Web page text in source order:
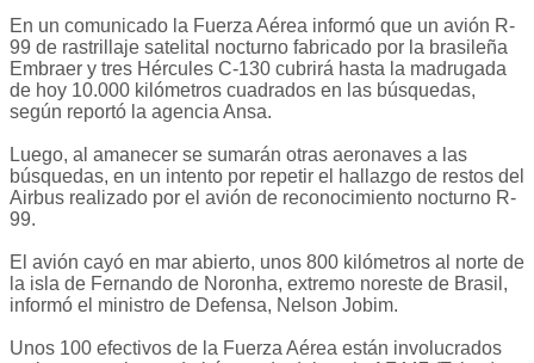
En un comunicado la Fuerza Aérea informó que un avión R-
99 de rastrillaje satelital nocturno fabricado por la brasileña
Embraer y tres Hércules C-130 cubrirá hasta la madrugada
de hoy 10.000 kilómetros cuadrados en las búsquedas,
según reportó la agencia Ansa.
Luego, al amanecer se sumarán otras aeronaves a las
búsquedas, en un intento por repetir el hallazgo de restos del
Airbus realizado por el avión de reconocimiento nocturno R-
99.
El avión cayó en mar abierto, unos 800 kilómetros al norte de
la isla de Fernando de Noronha, extremo noreste de Brasil,
informó el ministro de Defensa, Nelson Jobim.
Unos 100 efectivos de la Fuerza Aérea están involucrados